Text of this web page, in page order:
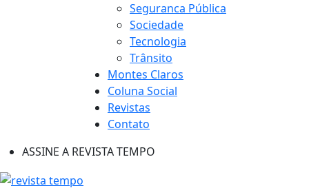
Seguranca Pública
Sociedade
Tecnologia
Trânsito
Montes Claros
Coluna Social
Revistas
Contato
ASSINE A REVISTA TEMPO